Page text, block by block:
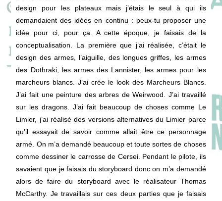
design pour les plateaux mais j’étais le seul à qui ils
demandaient des idées en continu : peux-tu proposer une
idée pour ci, pour ça. A cette époque, je faisais de la
conceptualisation. La première que j’ai réalisée, c’était le
design des armes, l’aiguille, des longues griffes, les armes
des Dothraki, les armes des Lannister, les armes pour les
marcheurs blancs. J’ai crée le look des Marcheurs Blancs.
J’ai fait une peinture des arbres de Weirwood. J’ai travaillé
sur les dragons. J’ai fait beaucoup de choses comme Le
Limier, j’ai réalisé des versions alternatives du Limier parce
qu’il essayait de savoir comme allait être ce personnage
armé. On m’a demandé beaucoup et toute sortes de choses
comme dessiner le carrosse de Cersei. Pendant le pilote, ils
savaient que je faisais du storyboard donc on m’a demandé
alors de faire du storyboard avec le réalisateur Thomas
McCarthy. Je travaillais sur ces deux parties que je faisais